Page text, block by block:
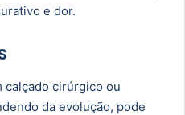
e dor.
calçado cirúrgico ou
da evolução, pode